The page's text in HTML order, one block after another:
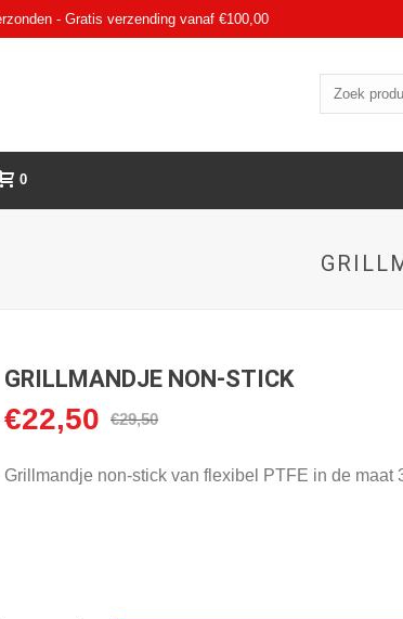
- Gratis verzending vanaf €100,00
0
GRILLMANDJE NON-STICK
€29,50
Oorspronkelijke
was:
€22,50 Huidige
is:
Grillmandje non-stick van flexibel PTFE in de maat